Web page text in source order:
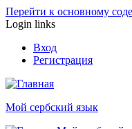
Перейти к основному
Login links
Вход
Регистрация
Мой сербский язык